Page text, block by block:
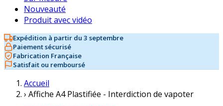
Nouveauté
Produit avec vidéo
Expédition à partir du 3 septembre
Paiement sécurisé
Fabrication Française
Satisfait ou remboursé
Accueil
› Affiche A4 Plastifiée - Interdiction de vapoter